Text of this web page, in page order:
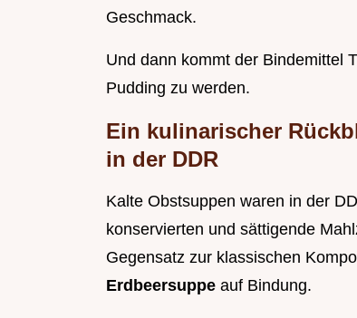
Geschmack.
Und dann kommt der Bindemittel
Pudding zu werden.
Ein kulinarischer
in der DDR
Kalte Obstsuppen waren in der
konservierten und sättigende
Gegensatz zur klassischen
Erdbeersuppe auf Bindung.